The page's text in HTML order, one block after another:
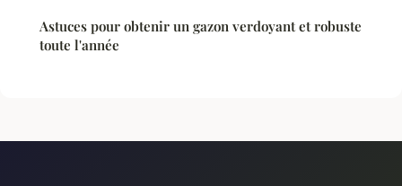
Astuces pour obtenir un gazon verdoyant et robuste
toute l'année